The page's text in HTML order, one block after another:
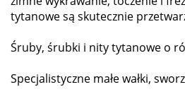
tytanowe są skutecznie
Śruby, śrubki i nity tytanowe o
Specjalistyczne małe wałki,